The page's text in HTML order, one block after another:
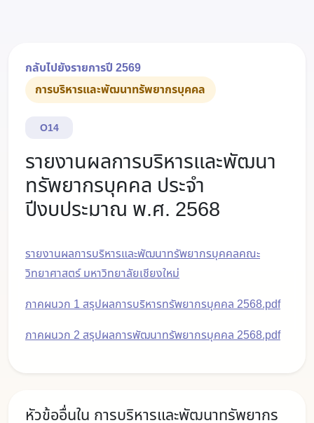
กลับไปยังรายการปี 2569
การบริหารและพัฒนาทรัพยากรบุคคล
O14
รายงานผลการบริหารและพัฒนา
ทรัพยากรบุคคล ประจำ
ปีงบประมาณ พ.ศ. 2568
รายงานผลการบริหารและพัฒนาทรัพยากรบุคคลคณะ
วิทยาศาสตร์ มหาวิทยาลัยเชียงใหม่
ภาคผนวก 1 สรุปผลการบริหารทรัพยากรบุคคล 2568.pdf
ภาคผนวก 2 สรุปผลการพัฒนาทรัพยากรบุคคล 2568.pdf
หัวข้ออื่นใน การบริหารและพัฒนาทรัพยากร